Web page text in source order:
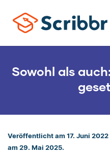
Sowohl als
Veröffentlicht am 17. Juni 2022
am 29. Mai 2025.